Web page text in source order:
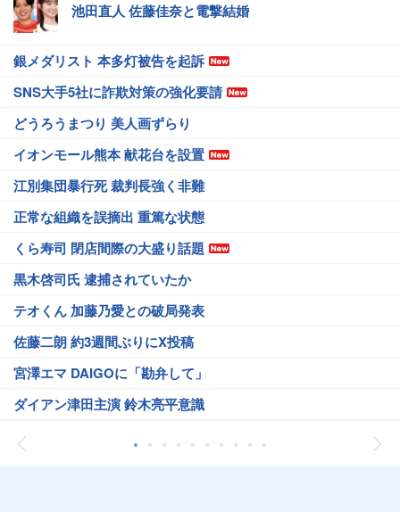
池田直人 佐藤佳奈と電撃結婚
銀メダリスト 本多灯被告を起訴
SNS大手5社に詐欺対策の強化要請
どうろうまつり 美人画ずらり
イオンモール熊本 献花台を設置
江別集団暴行死 裁判長強く非難
正常な組織を誤摘出 重篤な状態
くら寿司 閉店間際の大盛り話題
黒木啓司氏 逮捕されていたか
テオくん 加藤乃愛との破局発表
佐藤二朗 約3週間ぶりにX投稿
宮澤エマ DAIGOに「勘弁して」
ダイアン津田主演 鈴木亮平意識